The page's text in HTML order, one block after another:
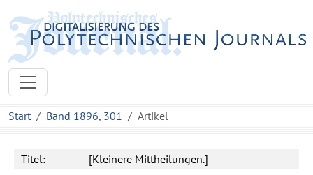
Start Band 1896, 301 Artikel
Titel:
[Kleinere Mittheilungen.]